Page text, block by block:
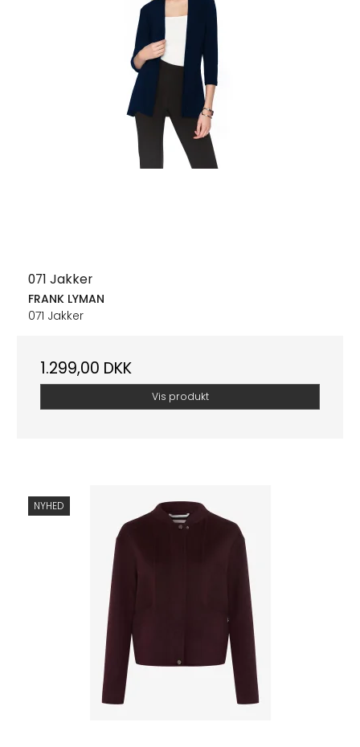
071 Jakker
FRANK LYMAN
071 Jakker
1.299,00 DKK
Vis produkt
NYHED